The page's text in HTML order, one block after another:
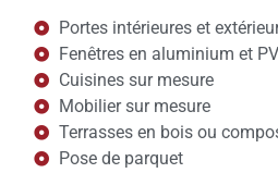
Portes intérieures et
Fenêtres en aluminium et
Cuisines sur mesure
Mobilier sur mesure
Terrasses en bois ou
Pose de parquet